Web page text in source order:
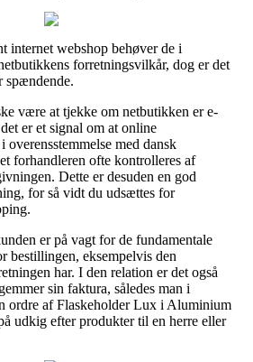
internet webshop behøver de i
forretningsvilkår, dog er det
spændende.
være at tjekke om netbutikken er e-
er et signal om at online
overensstemmelse med dansk
forhandleren ofte kontrolleres af
Dette er desuden en god
for så vidt du udsættes for
er på vagt for de fundamentale
bestillingen, eksempelvis den
har. I den relation er det også
sin faktura, således man i
ordre af Flaskeholder Lux i Aluminium
udkig efter produkter til en herre eller